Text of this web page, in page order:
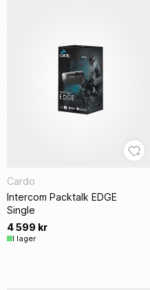
Cardo
Intercom Packtalk EDGE
Single
4 599 kr
I lager